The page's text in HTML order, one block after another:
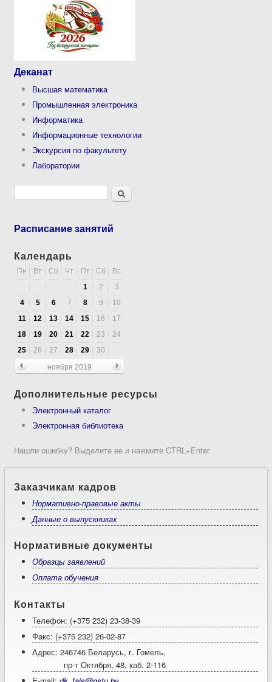
Деканат
Высшая математика
Промышленная электроника
Информатика
Информационные технологии
Экскурсия по факультету
Лаборатории
Форма поискаПоиск
Расписание занятий
Календарь
Пн Вт Ср Чт Пт Сб
Вс
1
2
3
4
5 6 7 8 9
10
11
12 13 14 15 16
17
18
19 20 21 22 23
24
25
26 27 28 29
30
ноября 2019
Дополнительные ресурсы
Электронный каталог
Электронная библиотека
Нашли ошибку? Выделите ее и нажмите CTRL+Enter
Заказчикам кадров
Нормативно-правовые акты
Данные о выпускниках
Нормативные документы
Образцы заявлений
Оплата обучения
Контакты
Телефон: (+375 232) 23-38-39
Факс: (+375 232) 26-02-87
Адрес: 246746 Беларусь, г. Гомель,
пр-т Октября, 48, каб. 2-116